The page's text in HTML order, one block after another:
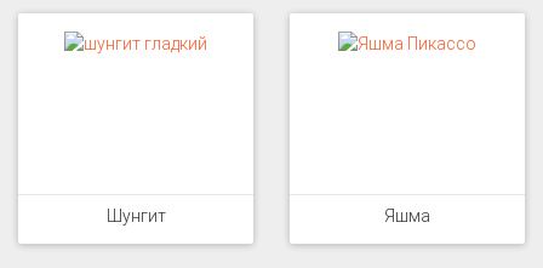
Шунгит Яшма